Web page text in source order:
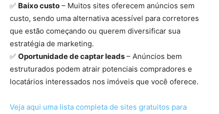
✅ Baixo custo – Muitos sites oferecem anúncios sem
custo, sendo uma alternativa acessível para corretores
que estão começando ou querem diversificar sua
estratégia de marketing.
✅ Oportunidade de captar leads – Anúncios bem
estruturados podem atrair potenciais compradores e
locatários interessados nos imóveis que você oferece.
Veja aqui uma lista completa de sites gratuitos para